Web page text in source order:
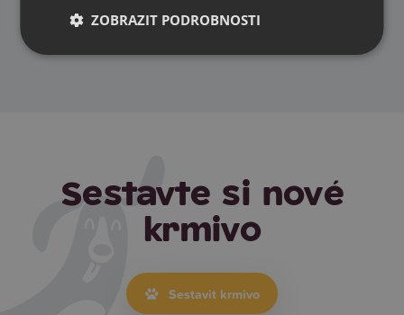
Sestavte si nové
krmivo
Sestavit krmivo
ZOBRAZIT PODROBNOSTI